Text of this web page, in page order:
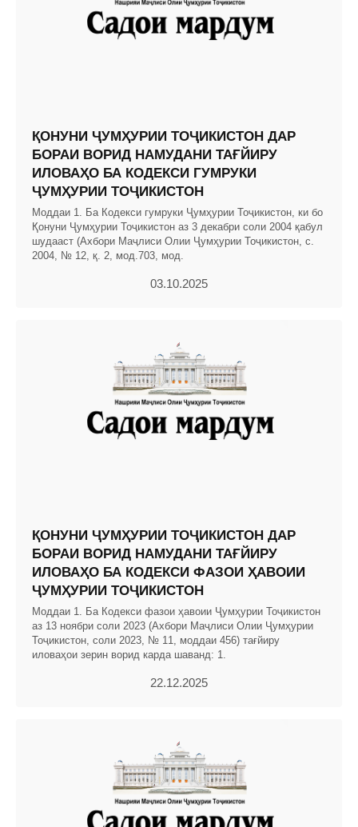
ҚОНУНИ ҶУМҲУРИИ ТОҶИКИСТОН ДАР
БОРАИ ВОРИД НАМУДАНИ ТАҒЙИРУ
ИЛОВАҲО БА КОДЕКСИ ГУМРУКИ
ҶУМҲУРИИ ТОҶИКИСТОН
Моддаи 1. Ба Кодекси гумруки Ҷумҳурии Тоҷикистон, ки бо
Қонуни Ҷумҳурии Тоҷикистон аз 3 декабри соли 2004 қабул
шудааст (Ахбори Маҷлиси Олии Ҷумҳурии Тоҷикистон, с.
2004, № 12, қ. 2, мод.703, мод.
03.10.2025
ҚОНУНИ ҶУМҲУРИИ ТОҶИКИСТОН ДАР
БОРАИ ВОРИД НАМУДАНИ ТАҒЙИРУ
ИЛОВАҲО БА КОДЕКСИ ФАЗОИ ҲАВОИИ
ҶУМҲУРИИ ТОҶИКИСТОН
Моддаи 1. Ба Кодекси фазои ҳавоии Ҷумҳурии Тоҷикистон
аз 13 ноябри соли 2023 (Ахбори Маҷлиси Олии Ҷумҳурии
Тоҷикистон, соли 2023, № 11, моддаи 456) тағйиру
иловаҳои зерин ворид карда шаванд: 1.
22.12.2025